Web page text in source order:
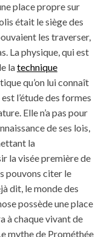
place propre sur
était le siège des
les traverser,
La physique, qui est
latechnique
qu’on lui connaît
l’étude des formes
Elle n’a pas pour
de ses lois,
la
la visée première de
pouvons citer le
dit, le monde des
possède une place
à chaque vivant de
mythe de Prométhée